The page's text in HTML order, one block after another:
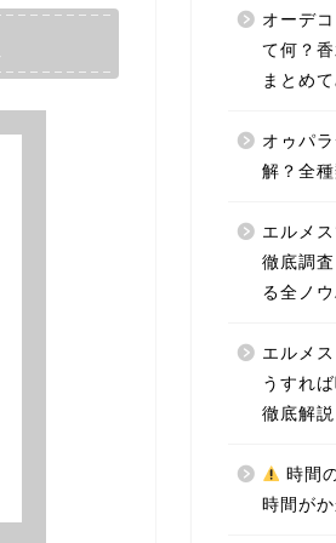
オーデ
て何？
まとめ
オゥパ
解？全
エルメ
徹底調
る全ノ
エルメ
うすれ
徹底解説
時間
時間がか